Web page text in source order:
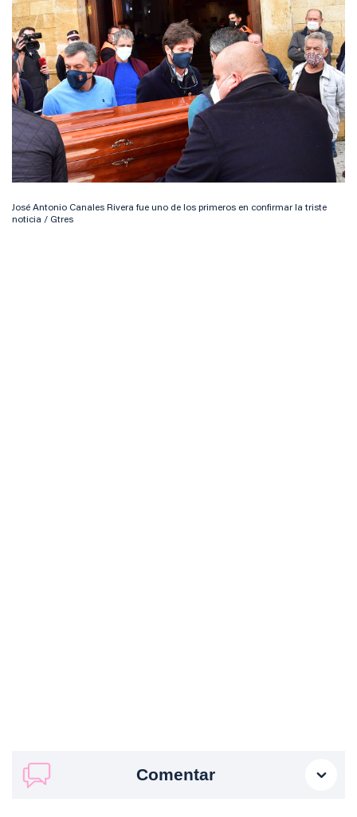
José Antonio Canales Rivera fue uno de los primeros en confirmar la triste
noticia / Gtres
Comentar